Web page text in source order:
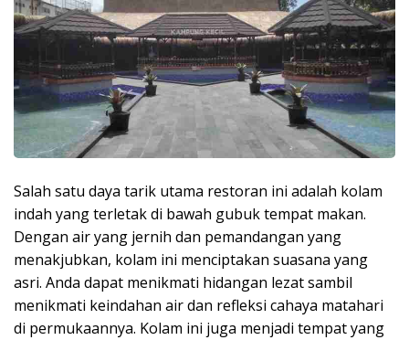
Salah satu daya tarik utama restoran ini adalah kolam
indah yang terletak di bawah gubuk tempat makan.
Dengan air yang jernih dan pemandangan yang
menakjubkan, kolam ini menciptakan suasana yang
asri. Anda dapat menikmati hidangan lezat sambil
menikmati keindahan air dan refleksi cahaya matahari
di permukaannya. Kolam ini juga menjadi tempat yang